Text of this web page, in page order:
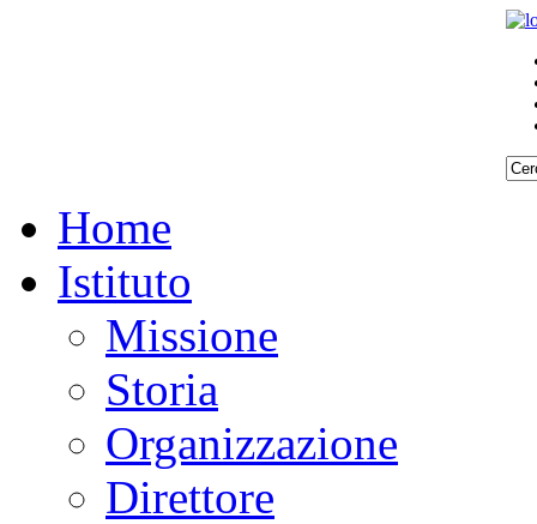
Home
Istituto
Missione
Storia
Organizzazione
Direttore